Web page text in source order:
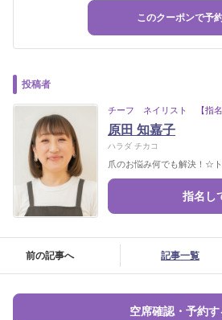
このクーポンで予
投稿者
チーフ ネイリスト 【指名
原田 知嘉子
ハラダ チカコ
爪のお悩み何でも解決！☆
指名し
前の記事へ 記事一覧
空席確認・予約す